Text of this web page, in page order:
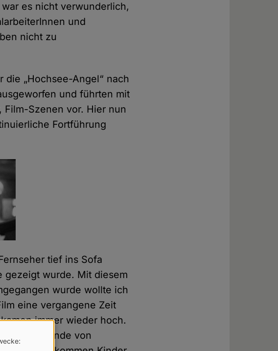
es nicht verwunderlich,
und
nicht zu
die „Hochsee-Angel“ nach
und führten mit
Film-Szenen vor. Hier nun
Fortführung
tief ins Sofa
gezeigt wurde. Mit diesem
wurde wollte ich
eine vergangene Zeit
immer wieder hoch.
am Rande von